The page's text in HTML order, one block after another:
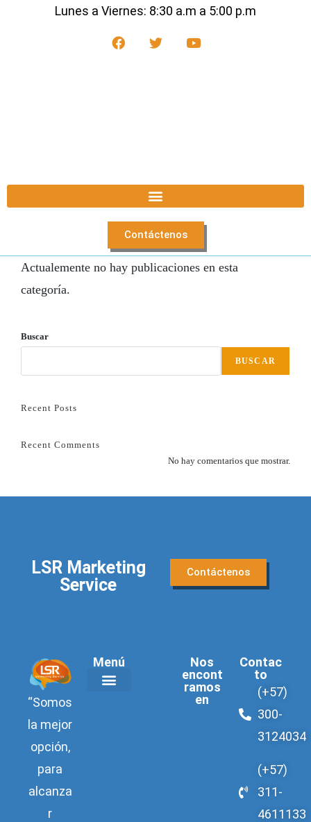
Lunes a Viernes: 8:30 a.m a 5:00 p.m
Contáctenos
Actualemente no hay publicaciones en esta
categoría.
Buscar
BUSCAR
Recent Posts
Recent Comments
No hay comentarios que mostrar.
LSR Marketing
Service
Contáctenos
“Somos
la mejor
opción,
para
alcanza
r
Menú
Nos
encont
ramos
en
Contac
to
(+57)
300-
3124034
(+57)
311-
4611133